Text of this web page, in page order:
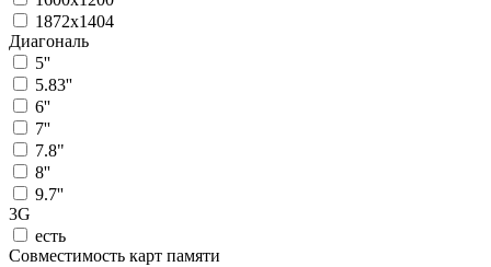
1872x1404
Диагональ
5''
5.83''
6''
7''
7.8"
8''
9.7''
3G
есть
Совместимость карт памяти